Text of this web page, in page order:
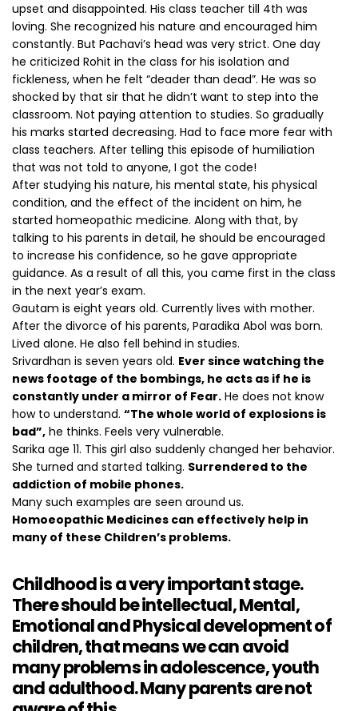
upset and disappointed. His class teacher till 4th was
loving. She recognized his nature and encouraged him
constantly. But Pachavi’s head was very strict. One day
he criticized Rohit in the class for his isolation and
fickleness, when he felt “deader than dead”. He was so
shocked by that sir that he didn’t want to step into the
classroom. Not paying attention to studies. So gradually
his marks started decreasing. Had to face more fear with
class teachers. After telling this episode of humiliation
that was not told to anyone, I got the code!
After studying his nature, his mental state, his physical
condition, and the effect of the incident on him, he
started homeopathic medicine. Along with that, by
talking to his parents in detail, he should be encouraged
to increase his confidence, so he gave appropriate
guidance. As a result of all this, you came first in the class
in the next year’s exam.
Gautam is eight years old. Currently lives with mother.
After the divorce of his parents, Paradika Abol was born.
Lived alone. He also fell behind in studies.
Srivardhan is seven years old. Ever since watching the
news footage of the bombings, he acts as if he is
constantly under a mirror of Fear. He does not know
how to understand. “The whole world of explosions is
bad”, he thinks. Feels very vulnerable.
Sarika age 11. This girl also suddenly changed her behavior.
She turned and started talking. Surrendered to the
addiction of mobile phones.
Many such examples are seen around us.
Homoeopathic Medicines can effectively help in
many of these Children’s problems.
Childhood is a very important stage.
There should be intellectual, Mental,
Emotional and Physical development of
children, that means we can avoid
many problems in adolescence, youth
and adulthood. Many parents are not